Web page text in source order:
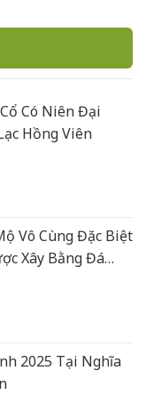
Có Niên Đại
Hồng Viên
Vô Cùng Đặc Biệt
Xây Bằng Đá
2025 Tại Nghĩa